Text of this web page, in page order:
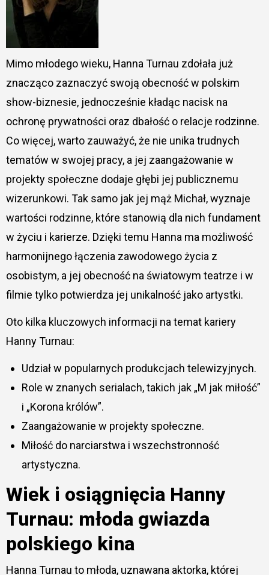
Mimo młodego wieku, Hanna Turnau zdołała już
znacząco zaznaczyć swoją obecność w polskim
show-biznesie, jednocześnie kładąc nacisk na
ochronę prywatności oraz dbałość o relacje rodzinne.
Co więcej, warto zauważyć, że nie unika trudnych
tematów w swojej pracy, a jej zaangażowanie w
projekty społeczne dodaje głębi jej publicznemu
wizerunkowi. Tak samo jak jej mąż Michał, wyznaje
wartości rodzinne, które stanowią dla nich fundament
w życiu i karierze. Dzięki temu Hanna ma możliwość
harmonijnego łączenia zawodowego życia z
osobistym, a jej obecność na światowym teatrze i w
filmie tylko potwierdza jej unikalność jako artystki.
Oto kilka kluczowych informacji na temat kariery
Hanny Turnau:
Udział w popularnych produkcjach telewizyjnych.
Role w znanych serialach, takich jak „M jak miłość”
i „Korona królów”.
Zaangażowanie w projekty społeczne.
Miłość do narciarstwa i wszechstronność
artystyczna.
Wiek i osiągnięcia Hanny
Turnau: młoda gwiazda
polskiego kina
Hanna Turnau to młoda, uznawana aktorka, której